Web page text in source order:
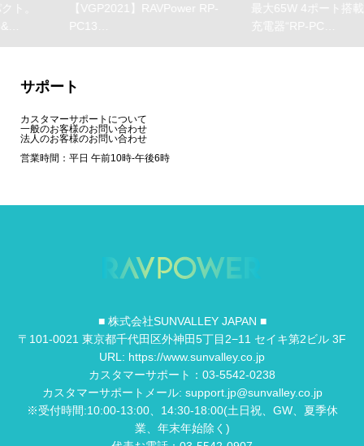
【VGP2021】RAVPower RP-
最大65W 4ポート搭載した急速
充電器“RP-PC…
サポート
カスタマーサポートについて
一般のお客様のお問い合わせ
法人のお客様のお問い合わせ
営業時間：平日 午前10時-午後6時
■ 株式会社SUNVALLEY JAPAN ■
〒101-0021 東京都千代田区外神田5丁目2−11 セイキ第2ビル 3F
URL: https://www.sunvalley.co.jp
カスタマーサポート：03-5542-0238
カスタマーサポートメール: support.jp@sunvalley.co.jp
※受付時間:10:00-13:00、14:30-18:00(土日祝、GW、夏季休
業、年末年始除く)